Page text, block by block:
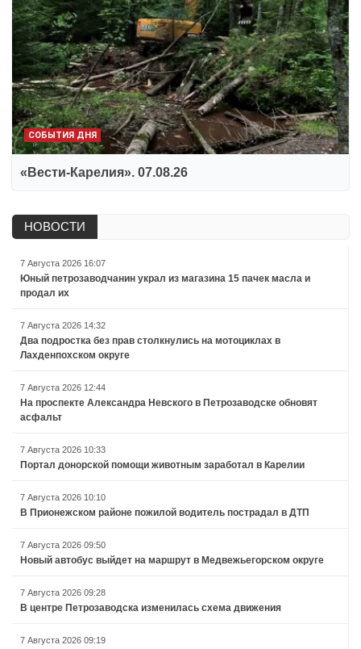
СОБЫТИЯ ДНЯ
«Вести-Карелия». 07.08.26
НОВОСТИ
7 Августа 2026 16:07
Юный петрозаводчанин украл из магазина 15 пачек масла и
продал их
7 Августа 2026 14:32
Два подростка без прав столкнулись на мотоциклах в
Лахденпохском округе
7 Августа 2026 12:44
На проспекте Александра Невского в Петрозаводске обновят
асфальт
7 Августа 2026 10:33
Портал донорской помощи животным заработал в Карелии
7 Августа 2026 10:10
В Прионежском районе пожилой водитель пострадал в ДТП
7 Августа 2026 09:50
Новый автобус выйдет на маршрут в Медвежьегорском округе
7 Августа 2026 09:28
В центре Петрозаводска изменилась схема движения
7 Августа 2026 09:19